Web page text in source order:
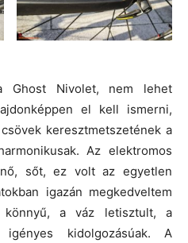
Ghost Nivolet, nem lehet
el kell ismerni,
keresztmetszetének a
Az elektromos
sőt, ez volt az egyetlen
igazán megkedveltem
a váz letisztult, a
kidolgozásúak. A